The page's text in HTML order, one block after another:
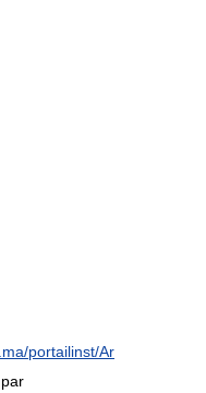
portailinst/Ar